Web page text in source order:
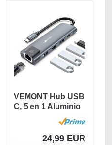
VEMONT Hub USB
C, 5 en 1 Aluminio
24,99 EUR